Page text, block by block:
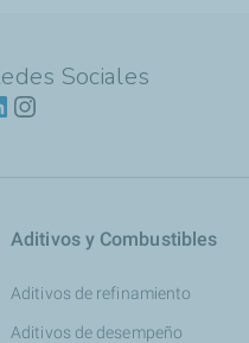
Sociales
Aditivos y Combustibles
Aditivos de refinamiento
Aditivos de desempeño